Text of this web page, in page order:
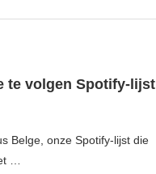
te volgen Spotify-lijst
Belge, onze Spotify-lijst die
…